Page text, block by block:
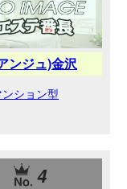
ンジュ)金沢
ンション型
4